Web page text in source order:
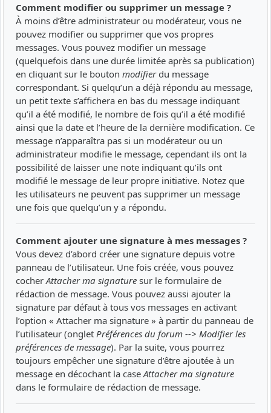
Comment modifier ou supprimer un message ?
À moins d’être administrateur ou modérateur, vous ne
pouvez modifier ou supprimer que vos propres
messages. Vous pouvez modifier un message
(quelquefois dans une durée limitée après sa publication)
en cliquant sur le bouton modifierdu message
correspondant. Si quelqu’un a déjà répondu au message,
un petit texte s’affichera en bas du message indiquant
qu’il a été modifié, le nombre de fois qu’il a été modifié
ainsi que la date et l’heure de la dernière modification. Ce
message n’apparaîtra pas si un modérateur ou un
administrateur modifie le message, cependant ils ont la
possibilité de laisser une note indiquant qu’ils ont
modifié le message de leur propre initiative. Notez que
les utilisateurs ne peuvent pas supprimer un message
une fois que quelqu’un y a répondu.
Comment ajouter une signature à mes messages ?
Vous devez d’abord créer une signature depuis votre
panneau de l’utilisateur. Une fois créée, vous pouvez
cocher Attacher ma signature sur le formulaire de
rédaction de message. Vous pouvez aussi ajouter la
signature par défaut à tous vos messages en activant
l’option « Attacher ma signature » à partir du panneau de
l’utilisateur (onglet Préférences du forum --> Modifier les
préférences de message). Par la suite, vous pourrez
toujours empêcher une signature d’être ajoutée à un
message en décochant la case Attacher ma signature
dans le formulaire de rédaction de message.